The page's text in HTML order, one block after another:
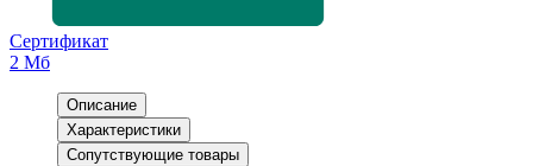
Сертификат
2 Мб
Описание
Характеристики
Сопутствующие товары